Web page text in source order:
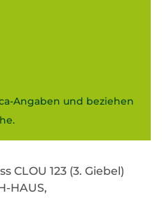
Angaben und beziehen